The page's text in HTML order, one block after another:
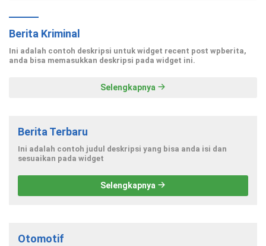
Berita Kriminal
Ini adalah contoh deskripsi untuk widget recent post wpberita,
anda bisa memasukkan deskripsi pada widget ini.
Selengkapnya
Berita Terbaru
Ini adalah contoh judul deskripsi yang bisa anda isi dan
sesuaikan pada widget
Selengkapnya
Otomotif